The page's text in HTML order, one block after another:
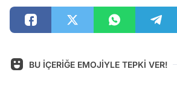
BU İÇERİĞE EMOJİYLE TEPKİ VER!